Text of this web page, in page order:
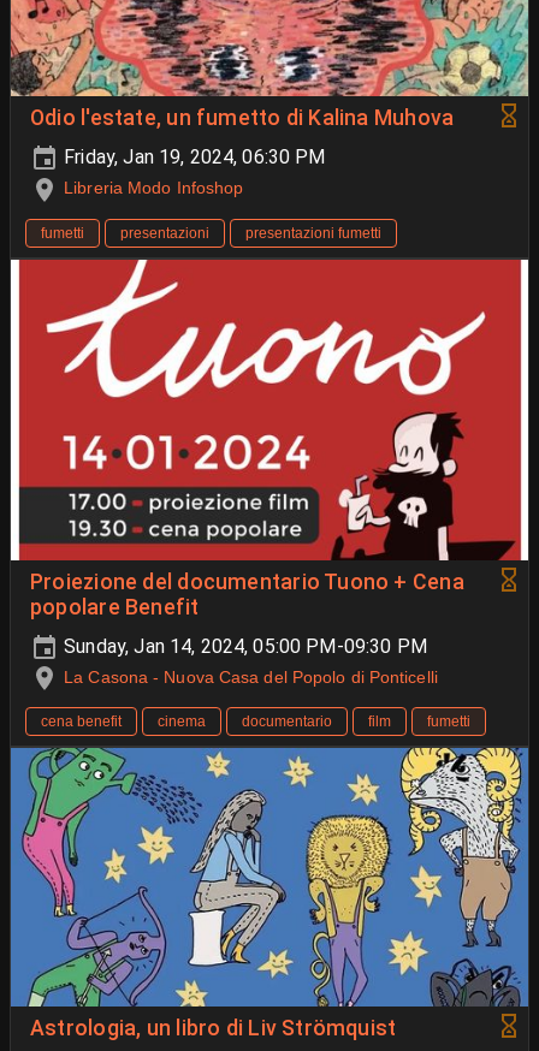
Odio l'estate, un fumetto di Kalina Muhova
Friday, Jan 19, 2024, 06:30 PM
Libreria Modo Infoshop
fumetti presentazioni presentazioni fumetti
Proiezione del documentario Tuono + Cena
popolare Benefit
Sunday, Jan 14, 2024, 05:00 PM-09:30 PM
La Casona - Nuova Casa del Popolo di Ponticelli
cena benefit cinema documentario film fumetti
Astrologia, un libro di Liv Strömquist